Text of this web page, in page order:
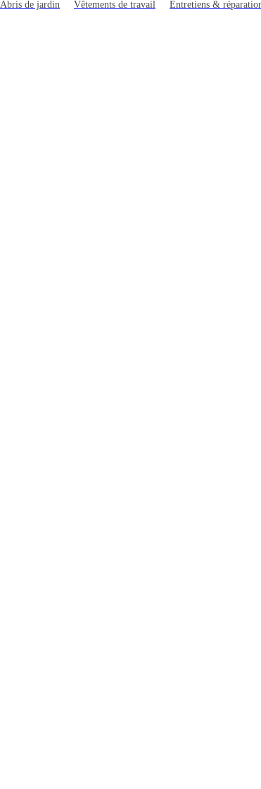
Abris de jardin Vêtements de travail Entretiens &